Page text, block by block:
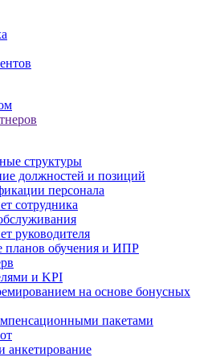
структуры
должностей и позиций
персонала
сотрудника
руководителя
планов обучения и ИПР
и KPI
на основе бонусных
пакетами
анкетирование